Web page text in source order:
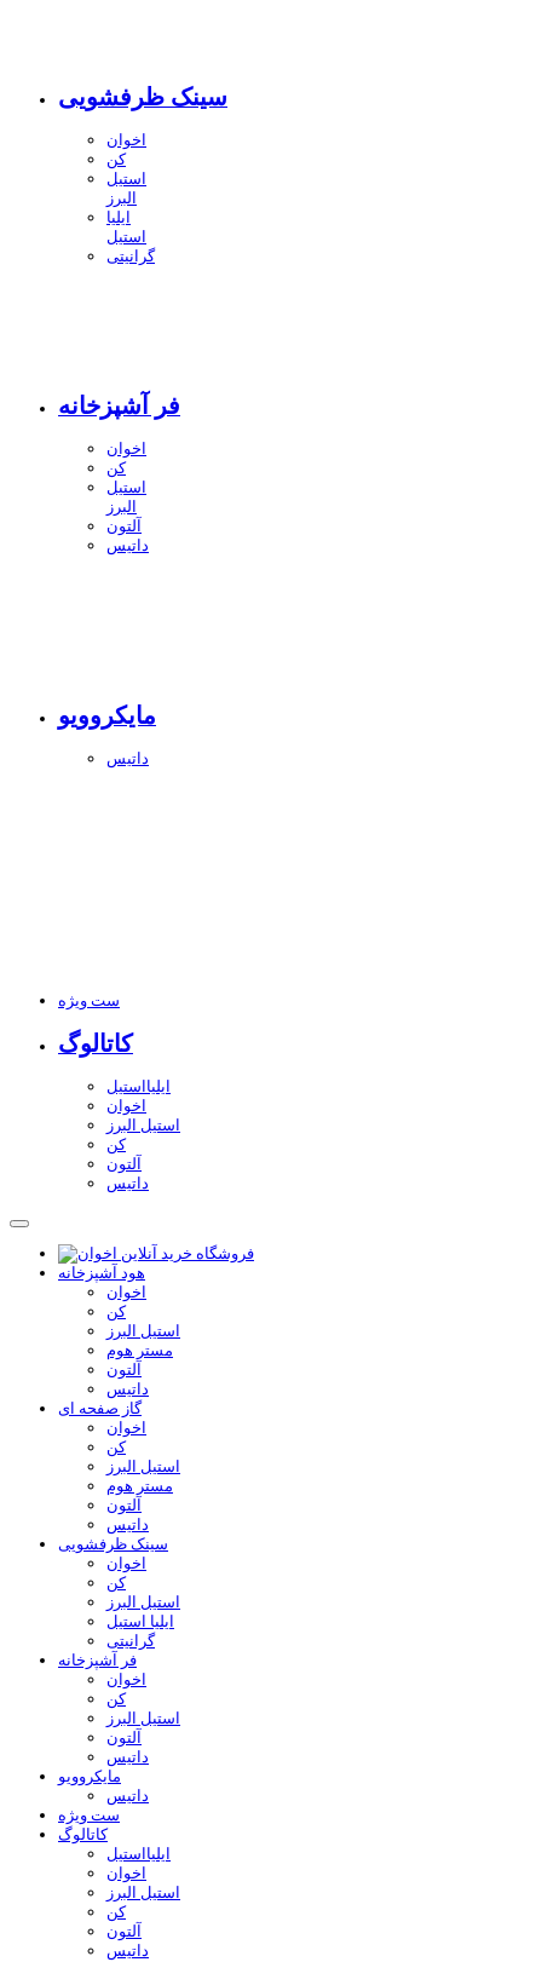
سینک ظرفشویی
اخوان
کن
استیل
البرز
ایلیا
استیل
گرانیتی
فر آشپزخانه
اخوان
کن
استیل
البرز
آلتون
داتیس
مایکروویو
داتیس
ست ویژه
کاتالوگ
ایلیااستیل
اخوان
استیل البرز
کن
آلتون
داتیس
هود آشپزخانه
اخوان
کن
استیل البرز
مستر هوم
آلتون
داتیس
گاز صفحه ای
اخوان
کن
استیل البرز
مستر هوم
آلتون
داتیس
سینک ظرفشویی
اخوان
کن
استیل البرز
ایلیا استیل
گرانیتی
فر آشپزخانه
اخوان
کن
استیل البرز
آلتون
داتیس
مایکروویو
داتیس
ست ویژه
کاتالوگ
ایلیااستیل
اخوان
استیل البرز
کن
آلتون
داتیس